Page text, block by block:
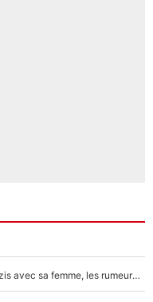
F1 : Charles Leclerc surpris par les paparazzis avec sa femme, les rumeurs étaient vraies !